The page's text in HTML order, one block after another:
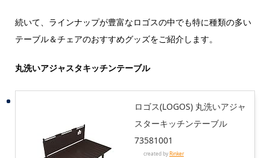
続いて、ラインナップが豊富なロゴスの中でも特に種類の多い
テーブル＆チェアのおすすめグッズをご紹介します。
丸洗いアジャスタキッチンテーブル
ロゴス(LOGOS) 丸洗いアジャ
スターキッチンテーブル
73581001
created byRinker